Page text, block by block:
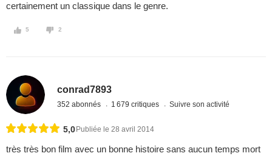
certainement un classique dans le genre.
5 2
conrad7893
352 abonnés 1 679 critiques Suivre son activité
5,0 Publiée le 28 avril 2014
très très bon film avec un bonne histoire sans aucun temps mort